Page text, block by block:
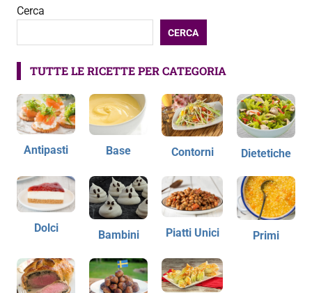
Cerca
CERCA
TUTTE LE RICETTE PER CATEGORIA
Antipasti Base Contorni Dietetiche
Dolci
Bambini Piatti Unici Primi